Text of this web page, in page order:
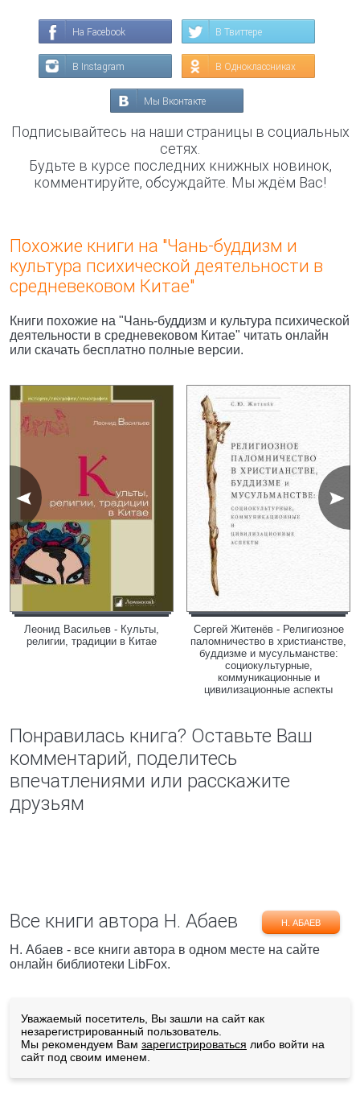
На Facebook В Твиттере
В Instagram В Одноклассниках
Мы Вконтакте
Подписывайтесь на наши страницы в социальных
сетях.
Будьте в курсе последних книжных новинок,
комментируйте, обсуждайте. Мы ждём Вас!
Похожие книги на "Чань-буддизм и
культура психической деятельности в
средневековом Китае"
Книги похожие на "Чань-буддизм и культура психической
деятельности в средневековом Китае" читать онлайн
или скачать бесплатно полные версии.
Леонид Васильев - Культы,
религии, традиции в Китае
Сергей Житенёв - Религиозное
паломничество в христианстве,
буддизме и мусульманстве:
социокультурные,
коммуникационные и
цивилизационные аспекты
Понравилась книга? Оставьте Ваш
комментарий, поделитесь
впечатлениями или расскажите
друзьям
Все книги автора Н. Абаев Н. АБАЕВ
Н. Абаев - все книги автора в одном месте на сайте
онлайн библиотеки LibFox.
Уважаемый посетитель, Вы зашли на сайт как
незарегистрированный пользователь.
Мы рекомендуем Вам зарегистрироваться либо войти на
сайт под своим именем.